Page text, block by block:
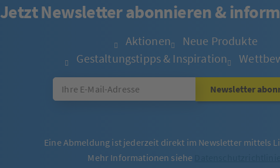
Jetzt Newsletter abonnieren &
Aktionen
Neue Produkte
Gestaltungstipps & Inspiration
Newsletter
Eine Abmeldung ist jederzeit direkt im Newsletter mittels
Mehr Informationen siehe